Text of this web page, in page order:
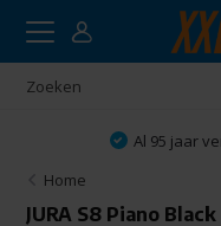
Al 95 jaar
Home
JURA S8 Piano